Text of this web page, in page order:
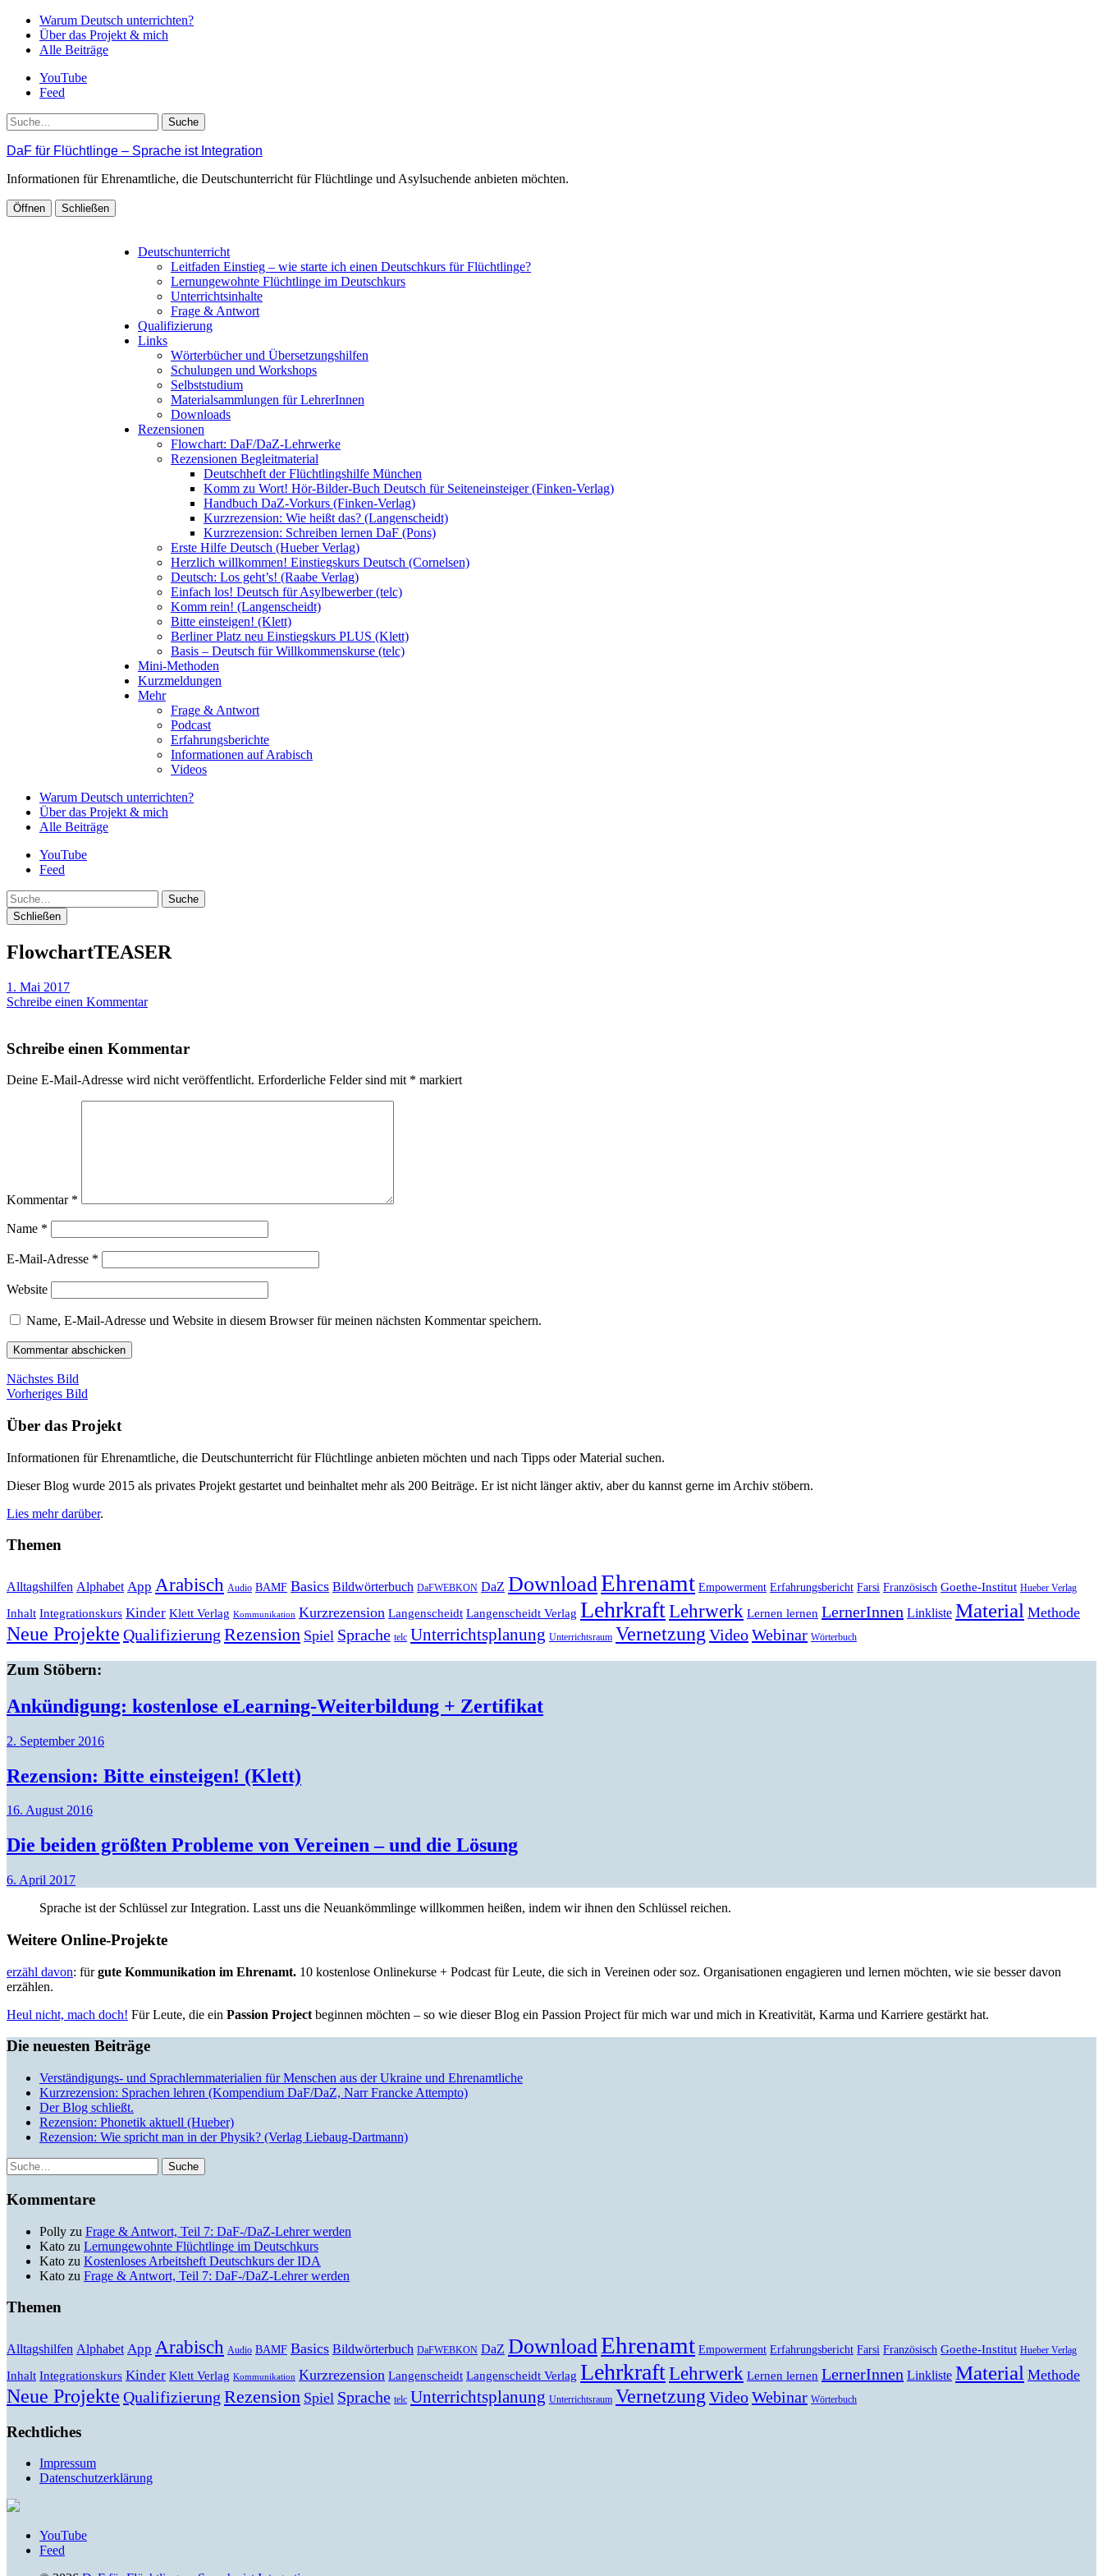
Warum Deutsch unterrichten?
Über das Projekt & mich
Alle Beiträge
YouTube
Feed
Suche
DaF für Flüchtlinge – Sprache ist Integration
Informationen für Ehrenamtliche, die Deutschunterricht für Flüchtlinge und Asylsuchende anbieten möchten.
Öffnen Schließen
Deutschunterricht
Leitfaden Einstieg – wie starte ich einen Deutschkurs für Flüchtlinge?
Lernungewohnte Flüchtlinge im Deutschkurs
Unterrichtsinhalte
Frage & Antwort
Qualifizierung
Links
Wörterbücher und Übersetzungshilfen
Schulungen und Workshops
Selbststudium
Materialsammlungen für LehrerInnen
Downloads
Rezensionen
Flowchart: DaF/DaZ-Lehrwerke
Rezensionen Begleitmaterial
Deutschheft der Flüchtlingshilfe München
Komm zu Wort! Hör-Bilder-Buch Deutsch für Seiteneinsteiger (Finken-Verlag)
Handbuch DaZ-Vorkurs (Finken-Verlag)
Kurzrezension: Wie heißt das? (Langenscheidt)
Kurzrezension: Schreiben lernen DaF (Pons)
Erste Hilfe Deutsch (Hueber Verlag)
Herzlich willkommen! Einstiegskurs Deutsch (Cornelsen)
Deutsch: Los geht’s! (Raabe Verlag)
Einfach los! Deutsch für Asylbewerber (telc)
Komm rein! (Langenscheidt)
Bitte einsteigen! (Klett)
Berliner Platz neu Einstiegskurs PLUS (Klett)
Basis – Deutsch für Willkommenskurse (telc)
Mini-Methoden
Kurzmeldungen
Mehr
Frage & Antwort
Podcast
Erfahrungsberichte
Informationen auf Arabisch
Videos
Warum Deutsch unterrichten?
Über das Projekt & mich
Alle Beiträge
YouTube
Feed
Suche
Schließen
FlowchartTEASER
1. Mai 2017
Schreibe einen Kommentar
Schreibe einen Kommentar
Deine E-Mail-Adresse wird nicht veröffentlicht. Erforderliche Felder sind mit * markiert
Kommentar *
Name *
E-Mail-Adresse *
Website
Name, E-Mail-Adresse und Website in diesem Browser für meinen nächsten Kommentar speichern.
Nächstes Bild
Vorheriges Bild
Über das Projekt
Informationen für Ehrenamtliche, die Deutschunterricht für Flüchtlinge anbieten möchten und nach Tipps oder Material suchen.
Dieser Blog wurde 2015 als privates Projekt gestartet und beinhaltet mehr als 200 Beiträge. Er ist nicht länger aktiv, aber du kannst gerne im Archiv stöbern.
Lies mehr darüber.
Themen
Alltagshilfen Alphabet App Arabisch Audio BAMF Basics Bildwörterbuch DaFWEBKON DaZ DownloadEhrenamt Empowerment Erfahrungsbericht Farsi Französisch Goethe-Institut Hueber Verlag
Inhalt Integrationskurs Kinder Klett Verlag Kommunikation Kurzrezension Langenscheidt Langenscheidt Verlag LehrkraftLehrwerk Lernen lernen LernerInnen Linkliste Material Methode
Neue Projekte Qualifizierung Rezension Spiel Sprache telc Unterrichtsplanung Unterrichtsraum Vernetzung VideoWebinar Wörterbuch
Zum Stöbern:
Ankündigung: kostenlose eLearning-Weiterbildung + Zertifikat
2. September 2016
Rezension: Bitte einsteigen! (Klett)
16. August 2016
Die beiden größten Probleme von Vereinen – und die Lösung
6. April 2017
Sprache ist der Schlüssel zur Integration. Lasst uns die Neuankömmlinge willkommen heißen, indem wir ihnen den Schlüssel reichen.
Weitere Online-Projekte
erzähl davon: fürgute Kommunikation im Ehrenamt. 10 kostenlose Onlinekurse + Podcast für Leute, die sich in Vereinen oder soz. Organisationen engagieren und lernen möchten, wie sie besser davon
erzählen.
Heul nicht, mach doch! Für Leute, die ein Passion Project beginnen möchten – so wie dieser Blog ein Passion Project für mich war und mich in Kreativität, Karma und Karriere gestärkt hat.
Die neuesten Beiträge
Verständigungs- und Sprachlernmaterialien für Menschen aus der Ukraine und Ehrenamtliche
Kurzrezension: Sprachen lehren (Kompendium DaF/DaZ, Narr Francke Attempto)
Der Blog schließt.
Rezension: Phonetik aktuell (Hueber)
Rezension: Wie spricht man in der Physik? (Verlag Liebaug-Dartmann)
Suche
Kommentare
Polly zu Frage & Antwort, Teil 7: DaF-/DaZ-Lehrer werden
Kato zu Lernungewohnte Flüchtlinge im Deutschkurs
Kato zu Kostenloses Arbeitsheft Deutschkurs der IDA
Kato zu Frage & Antwort, Teil 7: DaF-/DaZ-Lehrer werden
Themen
Alltagshilfen Alphabet App Arabisch Audio BAMF Basics Bildwörterbuch DaFWEBKON DaZ DownloadEhrenamt Empowerment Erfahrungsbericht Farsi Französisch Goethe-Institut Hueber Verlag
Inhalt Integrationskurs Kinder Klett Verlag Kommunikation Kurzrezension Langenscheidt Langenscheidt Verlag LehrkraftLehrwerk Lernen lernen LernerInnen Linkliste Material Methode
Neue Projekte Qualifizierung Rezension Spiel Sprache telc Unterrichtsplanung Unterrichtsraum Vernetzung VideoWebinar Wörterbuch
Rechtliches
Impressum
Datenschutzerklärung
YouTube
Feed